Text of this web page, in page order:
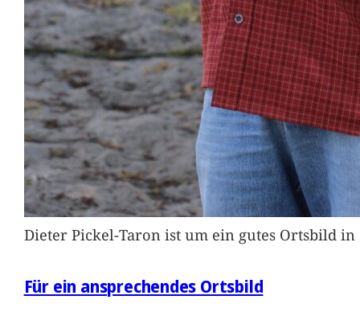
Dieter Pickel-Taron ist um ein gutes Ortsbild
Für ein ansprechendes Ortsbild